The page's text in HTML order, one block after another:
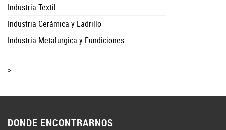
Industria Textil
Industria Cerámica y Ladrillo
Industria Metalurgica y Fundiciones
>
DONDE ENCONTRARNOS